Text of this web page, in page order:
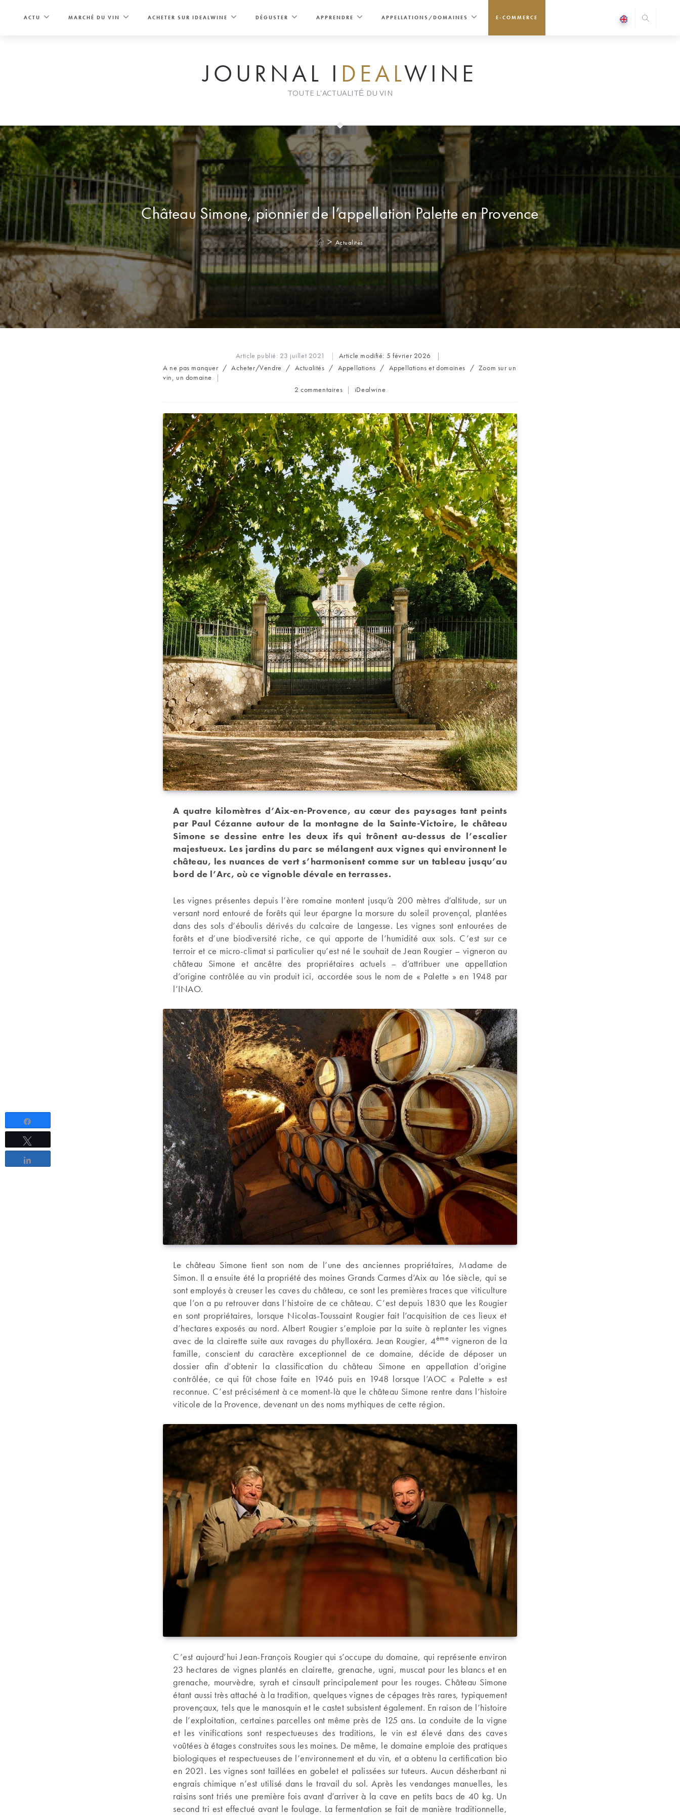
ACTU MARCHÉ DU VIN ACHETER SUR IDEALWINE DÉGUSTER APPRENDRE APPELLATIONS/DOMAINES E-COMMERCE
JOURNAL I DEALWINE
TOUTE L'ACTUALITÉ DU VIN
Château Simone, pionnier de l’appellation Palette en Provence
> Actualités
Article publié: 23 juillet 2021 Article modifié: 5 février 2026
Post
category:
A ne pas manquer / Acheter/Vendre / Actualités / Appellations / Appellations et domaines / Zoom sur un
vin, un domaine
Commentaires
publication :
2 commentaires
Auteur/autrice
publication :
iDealwine
A quatre kilomètres d’Aix-en-Provence, au cœur des paysages tant peints
par Paul Cézanne autour de la montagne de la Sainte-Victoire, le château
Simone se dessine entre les deux ifs qui trônent au-dessus de l’escalier
majestueux. Les jardins du parc se mélangent aux vignes qui environnent le
château, les nuances de vert s’harmonisent comme sur un tableau jusqu’au
bord de l’Arc, où ce vignoble dévale en terrasses.
Les vignes présentes depuis l’ère romaine montent jusqu’à 200 mètres d’altitude, sur un
versant nord entouré de forêts qui leur épargne la morsure du soleil provençal, plantées
dans des sols d’éboulis dérivés du calcaire de Langesse. Les vignes sont entourées de
forêts et d’une biodiversité riche, ce qui apporte de l’humidité aux sols. C’est sur ce
terroir et ce micro-climat si particulier qu’est né le souhait de Jean Rougier – vigneron au
château Simone et ancêtre des propriétaires actuels – d’attribuer une appellation
d’origine contrôlée au vin produit ici, accordée sous le nom de « Palette » en 1948 par
l’INAO.
Le château Simone tient son nom de l’une des anciennes propriétaires, Madame de
Simon. Il a ensuite été la propriété des moines Grands Carmes d’Aix au 16e siècle, qui se
sont employés à creuser les caves du château, ce sont les premières traces que viticulture
que l’on a pu retrouver dans l’histoire de ce château. C’est depuis 1830 que les Rougier
en sont propriétaires, lorsque Nicolas-Toussaint Rougier fait l’acquisition de ces lieux et
d’hectares exposés au nord. Albert Rougier s’emploie par la suite à replanter les vignes
avec de la clairette suite aux ravages du phylloxéra. Jean Rougier, 4ème vigneron de la
famille, conscient du caractère exceptionnel de ce domaine, décide de déposer un
dossier afin d’obtenir la classification du château Simone en appellation d’origine
contrôlée, ce qui fût chose faite en 1946 puis en 1948 lorsque l’AOC « Palette » est
reconnue. C’est précisément à ce moment-là que le château Simone rentre dans l’histoire
viticole de la Provence, devenant un des noms mythiques de cette région.
C’est aujourd’hui Jean-François Rougier qui s’occupe du domaine, qui représente environ
23 hectares de vignes plantés en clairette, grenache, ugni, muscat pour les blancs et en
grenache, mourvèdre, syrah et cinsault principalement pour les rouges. Château Simone
étant aussi très attaché à la tradition, quelques vignes de cépages très rares, typiquement
provençaux, tels que le manosquin et le castet subsistent également. En raison de l’histoire
de l’exploitation, certaines parcelles ont même près de 125 ans. La conduite de la vigne
et les vinifications sont respectueuses des traditions, le vin est élevé dans des caves
voûtées à étages construites sous les moines. De même, le domaine emploie des pratiques
biologiques et respectueuses de l’environnement et du vin, et a obtenu la certification bio
en 2021. Les vignes sont taillées en gobelet et palissées sur tuteurs. Aucun désherbant ni
engrais chimique n’est utilisé dans le travail du sol. Après les vendanges manuelles, les
raisins sont triés une première fois avant d’arriver à la cave en petits bacs de 40 kg. Un
second tri est effectué avant le foulage. La fermentation se fait de manière traditionnelle,